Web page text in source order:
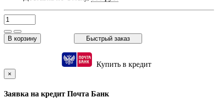
В корзину Быстрый заказ
Купить в кредит
×
Заявка на кредит Почта Банк